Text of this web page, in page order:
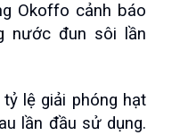
Okoffo cảnh báo
nước đun sôi lần
lệ giải phóng hạt
lần đầu sử dụng.